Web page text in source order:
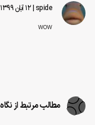
spide | ۱۲ آبان ۱۳۹۹
wow
مطالب مرتبط از